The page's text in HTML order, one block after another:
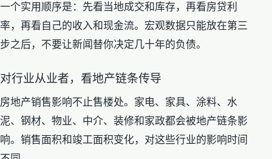
一个实用顺序是：先看当地成交和库存，再看房贷利
率，再看自己的收入和现金流。宏观数据只能放在第三
步之后，不要让新闻替你决定几十年的负债。
对行业从业者，看地产链条传导
房地产销售影响不止售楼处。家电、家具、涂料、水
泥、钢材、物业、中介、装修和家政都会被地产链条影
响。销售面积和竣工面积变化，对这些行业的影响时间